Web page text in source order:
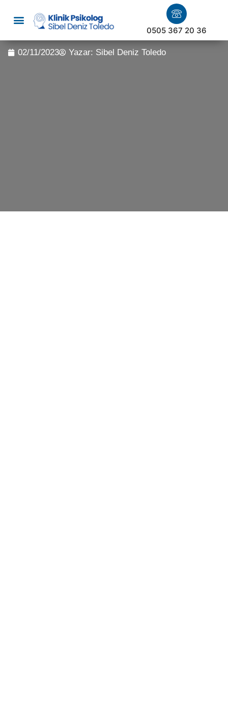
0505 367 20 36
02/11/2023 Yazar: Sibel Deniz Toledo